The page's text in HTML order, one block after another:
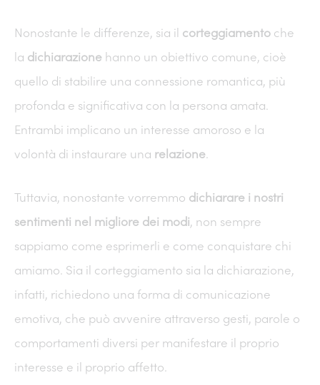
Nonostante le differenze, sia il corteggiamento che
la dichiarazione hanno un obiettivo comune, cioè
quello di stabilire una connessione romantica, più
profonda e significativa con la persona amata.
Entrambi implicano un interesse amoroso e la
volontà di instaurare una relazione.
Tuttavia, nonostante vorremmo dichiarare i nostri
sentimenti nel migliore dei modi, non sempre
sappiamo come esprimerli e come conquistare chi
amiamo. Sia il corteggiamento sia la dichiarazione,
infatti, richiedono una forma di comunicazione
emotiva, che può avvenire attraverso gesti, parole o
comportamenti diversi per manifestare il proprio
interesse e il proprio affetto.